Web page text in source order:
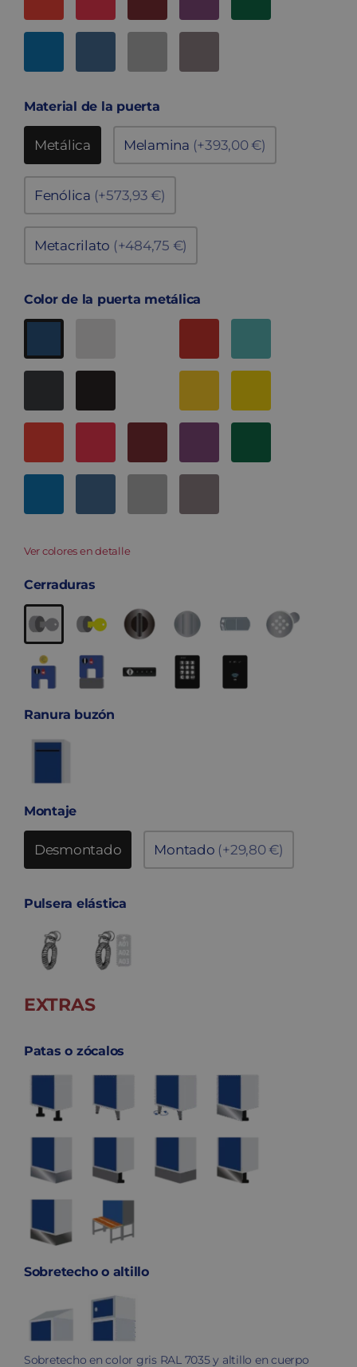
Material de la puerta
Metálica Melamina (+393,00 €)
Fenólica (+573,93 €)
Metacrilato (+484,75 €)
Color de la puerta metálica
Ver colores en detalle
Cerraduras
Ranura buzón
Montaje
Desmontado Montado (+29,80 €)
Pulsera elástica
EXTRAS
Patas o zócalos
Sobretecho o altillo
Sobretecho en color gris RAL 7035 y altillo en cuerpo